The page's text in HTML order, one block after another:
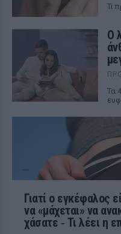
Τι
Ο
Τα
Γιατί ο εγκέφαλος
να «μάχεται» να
χάσατε ‑ Τι λέει η